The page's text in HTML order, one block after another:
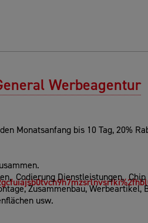
Werbeagentur
Monatsanfang bis 10 Tag, 20%
Codierung Dienstleistungen, Chip
Zusammenbau, Werbeartikel,
usw.